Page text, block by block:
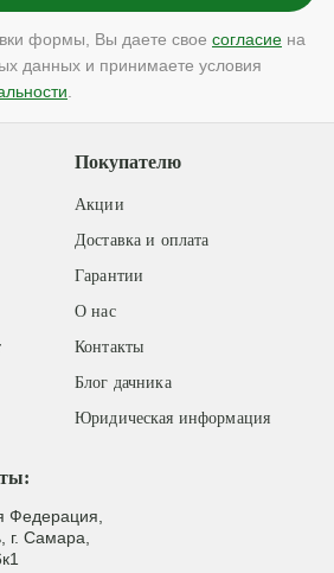
формы, Вы даете свое согласие на
данных и принимаете условия
Федерация,
г. Самара,
Покупателю
Акции
Доставка и оплата
Гарантии
О нас
Контакты
Блог дачника
Юридическая информация